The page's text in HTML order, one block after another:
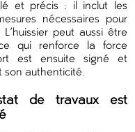
et précis : il inclut les
nécessaires pour
peut aussi être
qui renforce la force
est ensuite signé et
son authenticité.
de travaux est